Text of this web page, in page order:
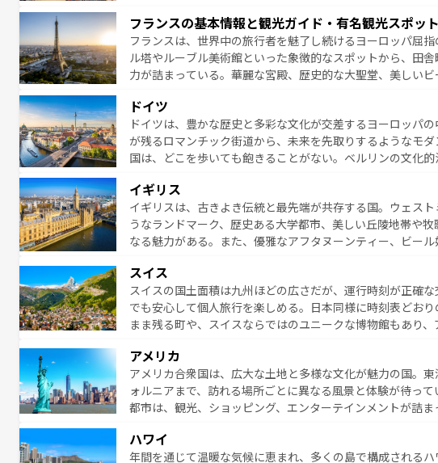
ら、地方では古代ローマ遺跡や中世の城塞都市、穏やかなビ
せる。地方によって風土や気候が異なるスペインはその個性で
新着のスペイン情報はコンテンツ一覧を参照してほしい。
フランスの基本情報と観光ガイド・有名観光スポット
フランスは、世界中の旅行者を魅了し続けるヨーロッパ屈
ル塔やルーブル美術館といった象徴的なスポットから、田
力が詰まっている。華麗な宮殿、歴史的な大聖堂、美しい
無形文化遺産にも登録されている。シャンパンの発祥地であ
いラベンダー畑など、多彩な楽しみ方が可能だ。さらに、
り、どの街角にも豊かな歴史と文化が息づいている。パリ
とそれぞれで全く異な
ドイツ
ドイツは、豊かな歴史と多彩な文化が交差するヨーロッパ
が残るロマンチック街道から、未来を先取りするようなモ
国は、どこを歩いても飽きることがない。ベルリンの文化
ら地元の人と過ごす楽しい時間は、お酒好きな人にはぜひ体験してほしい
イツ情報はコンテンツ一覧を参照してほしい。
イギリス
イギリスは、古きよき伝統と最先端が共存する国。ウェス
うなランドマーク、歴史ある大学都市、美しい丘陵地帯や
なる魅力がある。また、優雅なアフタヌーンティー、ビー
お、新着のイギリス情報は
スイス
スイスの国土面積は九州ほどの広さだが、運行時刻が正確
でも安心して個人旅行を楽しめる。日本同様に時刻表どお
まま残る町や、スイスならではのユニークな博物館もあり
ービスもあり、うまく活用すれば市内交通費無料で観光を楽しむこと
のスイス情報はコンテンツ一覧 を参照してほしい。
アメリカ
アメリカ合衆国は、広大な土地と多様な文化が魅力の国。
ォルニアまで、訪れる場所ごとに異なる風景と体験が待っ
都市は、観光、ショッピング、エンターテインメントが詰
絶景が堪能できる。さらに、南部のニューオーリンズでは、
が魅力。旅行者はアメリカの各地域で異なる魅力を楽しみ
ハワイ
年間を通じて温暖な気候に恵まれ、多くの島で構成される